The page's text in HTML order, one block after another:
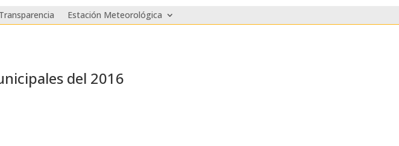
Transparencia Estación Meteorológica
del 2016